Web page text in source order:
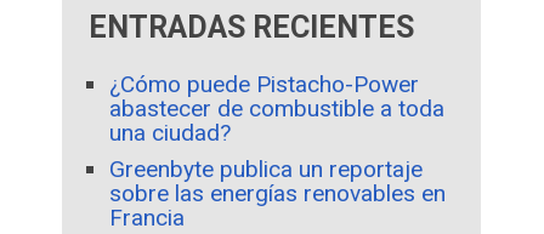
ENTRADAS RECIENTES
¿Cómo puede Pistacho-Power
abastecer de combustible a toda
una ciudad?
Greenbyte publica un reportaje
sobre las energías renovables en
Francia